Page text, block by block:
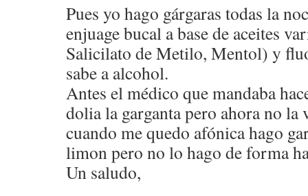
Pues yo hago gárgaras todas la
enjuage bucal a base de aceites
Salicilato de Metilo, Mentol) y
sabe a alcohol.
Antes el médico que mandaba
dolia la garganta pero ahora no la
cuando me quedo afónica hago
limon pero no lo hago de forma
Un saludo,